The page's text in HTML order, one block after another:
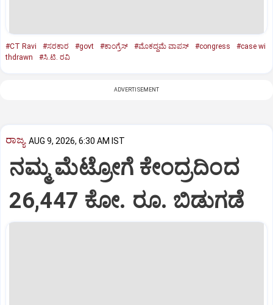
#CT Ravi #ಸರಕಾರ #govt #ಕಾಂಗ್ರೆಸ್‌ #ಮೊಕದ್ದಮೆ ವಾಪಸ್‌ #congress
#case wi
thdrawn
#ಸಿ.ಟಿ. ರವಿ
ADVERTISEMENT
ರಾಜ್ಯ AUG 9, 2026, 6:30 AM IST
ನಮ್ಮ ಮೆಟ್ರೋಗೆ ಕೇಂದ್ರದಿಂದ
26,447 ಕೋ. ರೂ. ಬಿಡುಗಡೆ